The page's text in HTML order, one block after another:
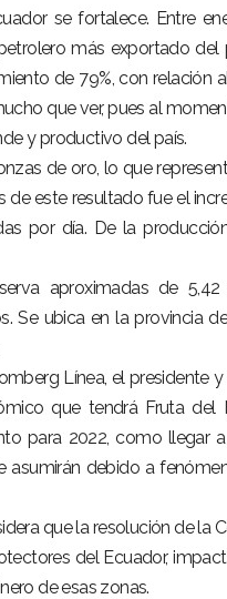
se fortalece. Entre
más exportado
de 79%, con
que ver, pues al
y productivo del país.
de oro, lo que
de este resultado fue el
por día. De la
aproximadas de
Se ubica en la provincia
Línea, el presidente
que tendrá Fruta
para 2022, como llegar
asumirán debido a
que la resolución de la
del Ecuador,
de esas zonas.